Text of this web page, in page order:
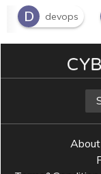
D
devops
About